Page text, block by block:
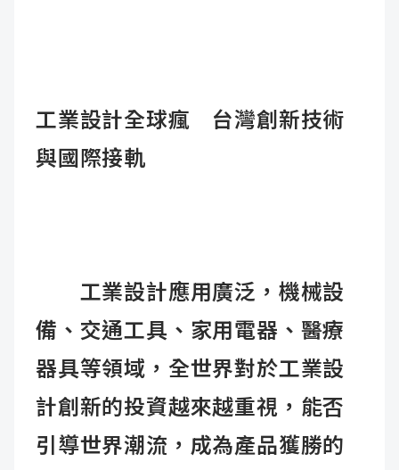
工業設計全球瘋 台灣創新技術
與國際接軌
工業設計應用廣泛，機械設
備、交通工具、家用電器、醫療
器具等領域，全世界對於工業設
計創新的投資越來越重視，能否
引導世界潮流，成為產品獲勝的